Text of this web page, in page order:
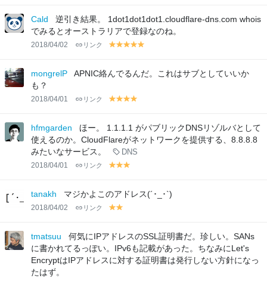
lo
w
lo
w
lo
w
lo
w
lo
w
lo
w
lo
w
lo
w
Cald
逆引き結果。 1dot1dot1dot1.cloudflare-dns.com whois
でみるとオーストラリアで登録なのね。
2018/04/02 リンク
y
lo
y
lo
y
lo
y
lo lo
mongrelP
APNIC絡んでるんだ。これはサブとしていいか
も？
2018/04/01 リンク
y
lo
w
y
lo
w
y
lo
w
lo
w
hfmgarden
ほー。 1.1.1.1 がパブリックDNSリゾルバとして
使えるのか。CloudFlareがネットワークを提供する、8.8.8.8
みたいなサービス。
DNS
2018/04/01 リンク
y
lo
w
y
lo
w
lo
tanakh マジかよこのアドレス(´･_･`)
2018/04/02 リンク
y
lolo
w
tmatsuu
何気にIPアドレスのSSL証明書だ。珍しい。SANs
に書かれてるっぽい。IPv6も記載があった。ちなみにLet's
EncryptはIPアドレスに対する証明書は発行しない方針になっ
たはず。